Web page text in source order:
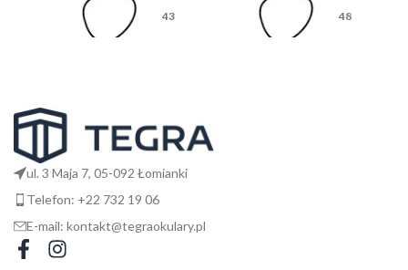
43
26
145
48
ul. 3 Maja 7, 05-092 Łomianki
Telefon: +22 732 19 06
E-mail: kontakt@tegraokulary.pl